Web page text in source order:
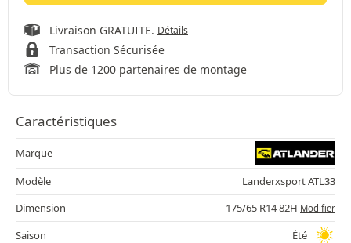
Livraison GRATUITE. Détails
Transaction Sécurisée
Plus de 1200 partenaires de montage
Caractéristiques
Marque
Modèle
Landerxsport ATL33
Dimension
175/65 R14 82H Modifier
Saison
Été